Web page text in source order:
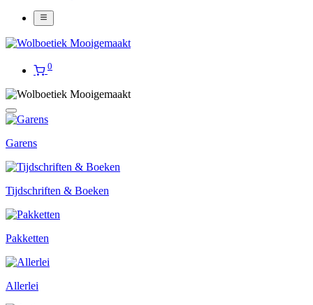
0
Garens
Tijdschriften & Boeken
Pakketten
Allerlei